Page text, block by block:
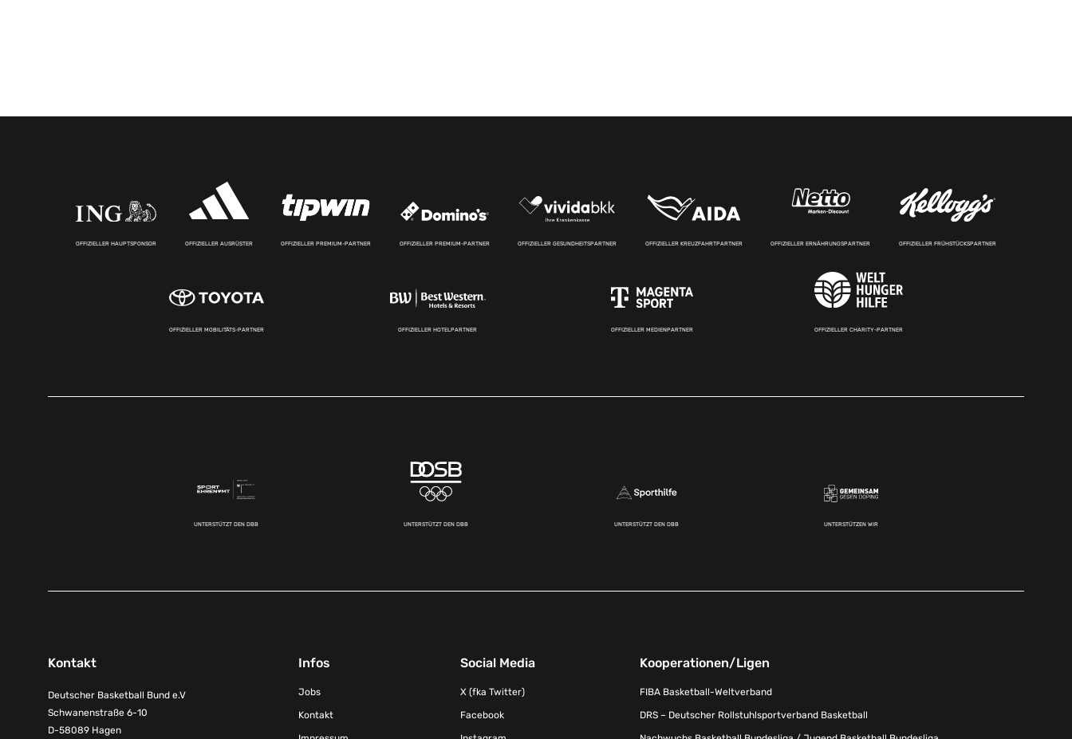
OFFIZIELLER HAUPTSPONSOR OFFIZIELLER AUSRÜSTER OFFIZIELLER PREMIUM-PARTNER OFFIZIELLER PREMIUM-PARTNER OFFIZIELLER GESUNDHEITSPARTNER OFFIZIELLER KREUZFAHRTPARTNER OFFIZIELLER ERNÄHRUNGSPARTNER OFFIZIELLER FRÜHSTÜCKSPARTNER
OFFIZIELLER MOBILITÄTS-PARTNER OFFIZIELLER HOTELPARTNER OFFIZIELLER MEDIENPARTNER OFFIZIELLER CHARITY-PARTNER
UNTERSTÜTZT DEN DBB UNTERSTÜTZT DEN DBB UNTERSTÜTZT DEN DBB UNTERSTÜTZEN WIR
Kontakt
Deutscher Basketball Bund e.V
Schwanenstraße 6-10
D-58089 Hagen
Infos
Jobs
Kontakt
Social Media
X (fka Twitter)
Facebook
Kooperationen/Ligen
FIBA Basketball-Weltverband
DRS – Deutscher Rollstuhlsportverband Basketball